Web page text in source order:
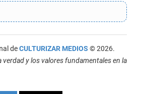
deCULTURIZAR MEDIOS © 2026.
y los valores fundamentales en la